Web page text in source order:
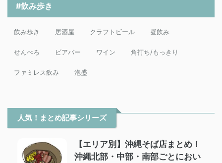
#飲み歩き
飲み歩き 居酒屋 クラフトビール 昼飲み
せんべろ ビアバー ワイン 角打ち/もっきり
ファミレス飲み 泡盛
人気！まとめ記事シリーズ
【エリア別】沖縄そば店まとめ！
沖縄北部・中部・南部ごとにおい